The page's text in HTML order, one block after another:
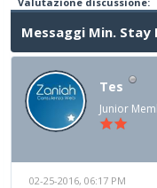
Messaggi Min.
Tes
Junior
02-25-2016, 06:17 PM